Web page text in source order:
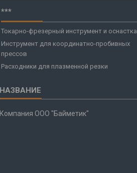
***
Токарно-фрезерный инструмент и оснастка
Инструмент для координатно-пробивных
прессов
Расходники для плазменной резки
Компания ООО "Байметик"